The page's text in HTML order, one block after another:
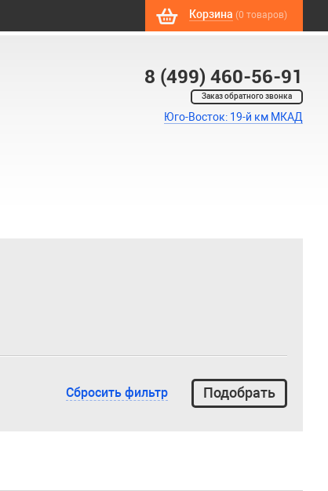
Корзина (0 товаров)
8 (499) 460-56-91
Заказ обратного звонка
Юго-Восток: 19-й км МКАД
Сбросить фильтр